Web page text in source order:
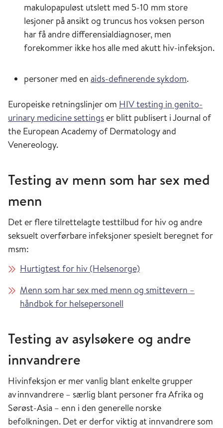
makulopapuløst utslett med 5-10 mm store
lesjoner på ansikt og truncus hos voksen person
har få andre differensialdiagnoser, men
forekommer ikke hos alle med akutt hiv-infeksjon.
personer med en aids-definerende sykdom.
Europeiske retningslinjer om HIV testing in genito-
urinary medicine settings er blitt publisert i Journal of
the European Academy of Dermatology and
Venereology.
Testing av menn som har sex med
menn
Det er flere tilrettelagte testtilbud for hiv og andre
seksuelt overførbare infeksjoner spesielt beregnet for
msm:
Hurtigtest for hiv (Helsenorge)
Menn som har sex med menn og smittevern –
håndbok for helsepersonell
Testing av asylsøkere og andre
innvandrere
Hivinfeksjon er mer vanlig blant enkelte grupper
av innvandrere – særlig blant personer fra Afrika og
Sørøst-Asia – enn i den generelle norske
befolkningen. Det er derfor viktig at innvandrere som